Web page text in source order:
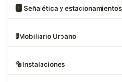
🅿️ Señalética y estacionamientos
🚦Mobiliario Urbano
🔩Instalaciones